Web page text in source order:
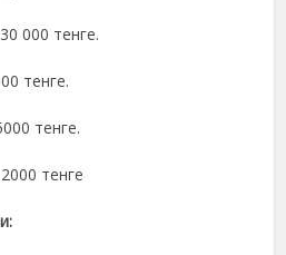
000 тенге.
тенге.
тенге.
тенге